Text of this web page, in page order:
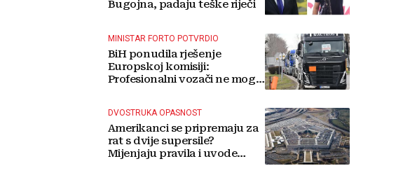
Bugojna, padaju teške riječi
MINISTAR FORTO POTVRDIO
BiH ponudila rješenje
Europskoj komisiji:
Profesionalni vozači ne mogu
DVOSTRUKA OPASNOST
Amerikanci se pripremaju za
rat s dvije supersile?
Mijenjaju pravila i uvode